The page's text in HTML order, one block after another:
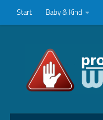
Zum Inhalt springen
Start Baby & Kind